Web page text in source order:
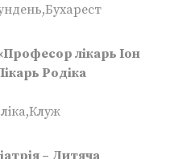
лікарь Іон
Родіка